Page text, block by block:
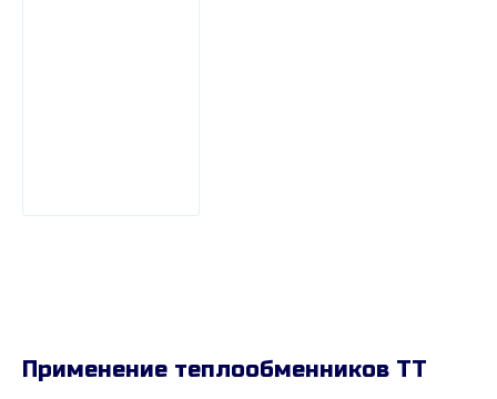
Применение теплообменников ТТ